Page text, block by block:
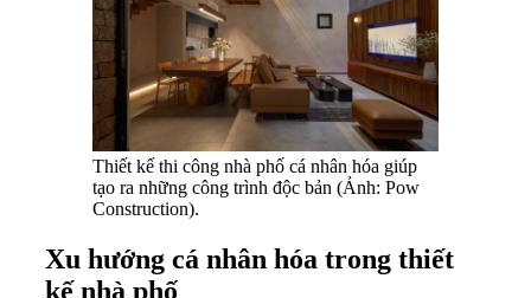
Thiết kế thi công nhà phố cá nhân hóa giúp
tạo ra những công trình độc bản (Ảnh: Pow
Construction).
Xu hướng cá nhân hóa trong thiết
kế nhà phố